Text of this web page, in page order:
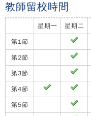
教師留校時間
星期一 星期二
第1節
第2節
第3節
第4節
第5節